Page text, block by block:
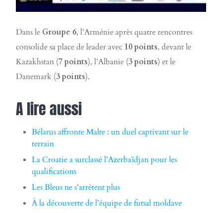
Dans le Groupe 6, l’Arménie après quatre rencontres
consolide sa place de leader avec 10 points, devant le
Kazakhstan (7 points), l’Albanie (3 points) et le
Danemark (3 points).
A lire aussi
Bélarus affronte Malte : un duel captivant sur le
terrain
La Croatie a surclassé l’Azerbaïdjan pour les
qualifications
Les Bleus ne s’arrêtent plus
À la découverte de l’équipe de futsal moldave